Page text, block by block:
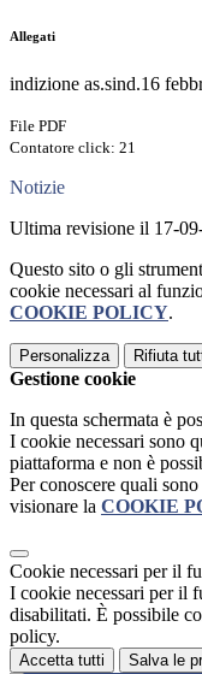
Allegati
indizione as.sind.16
File PDF
Contatore click: 21
Notizie
Ultima revisione il 17-
Questo sito o gli
cookie necessari al
COOKIE POLICY.
Personalizza Rifiuta
Gestione cookie
In questa schermata è
I cookie necessari sono
piattaforma e non è
Per conoscere quali
visionare la COOKIE
Cookie necessari per il
I cookie necessari per il
disabilitati. È possibile
policy.
Accetta tutti Salva le